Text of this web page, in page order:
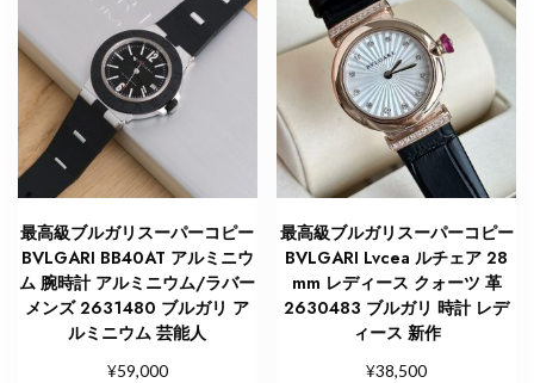
最高級ブルガリスーパーコピー
BVLGARI BB40AT アルミニウ
ム 腕時計 アルミニウム/ラバー
メンズ 2631480 ブルガリ ア
ルミニウム 芸能人
¥59,000
最高級ブルガリスーパーコピー
BVLGARI Lvcea ルチェア 28
mm レディース クォーツ 革
2630483 ブルガリ 時計 レデ
ィース 新作
¥38,500